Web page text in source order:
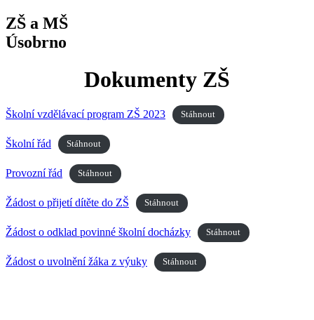
ZŠ a MŠ
Úsobrno
Dokumenty ZŠ
Školní vzdělávací program ZŠ 2023 Stáhnout
Školní řád Stáhnout
Provozní řád Stáhnout
Žádost o přijetí dítěte do ZŠ Stáhnout
Žádost o odklad povinné školní docházky Stáhnout
Žádost o uvolnění žáka z výuky Stáhnout